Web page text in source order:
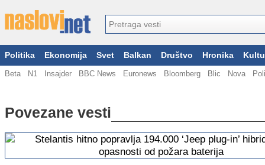
Politika Ekonomija Svet Balkan Društvo Hronika
Beta N1 Insajder BBC News Euronews Bloomberg Blic Nova
Povezane vesti